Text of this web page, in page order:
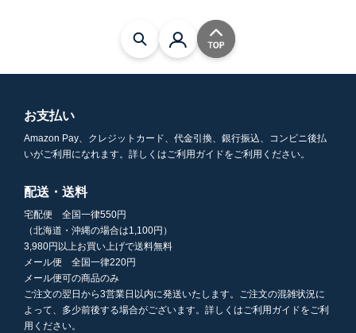
お支払い
Amazon Pay、クレジットカード、代金引換、銀行振込、コンビニ後払
いがご利用になれます。詳しくはご利用ガイドをご利用ください。
配送・送料
宅配便 全国一律550円
（北海道・沖縄の場合は1,100円）
3,980円以上お買い上げで送料無料
メール便 全国一律220円
メール便可の商品のみ
ご注文の翌日から3営業日以内に発送いたします。ご注文の混雑状況に
よって、多少前後する場合がございます。詳しくはご利用ガイドをご利
用ください。